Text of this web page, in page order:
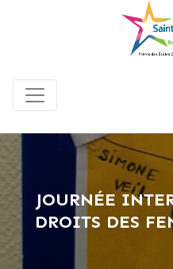
JOURNÉE
DROITS DES